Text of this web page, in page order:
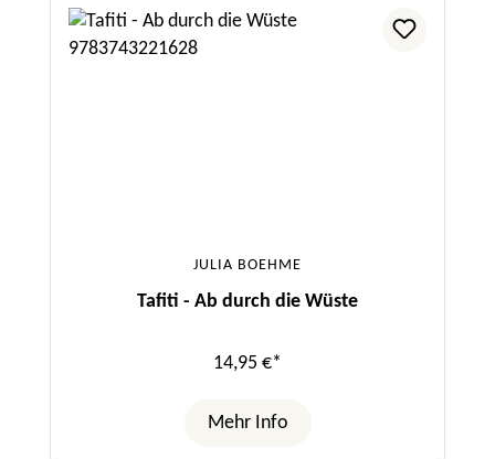
JULIA BOEHME
Tafiti - Ab durch die Wüste
14,95 €*
Mehr Info